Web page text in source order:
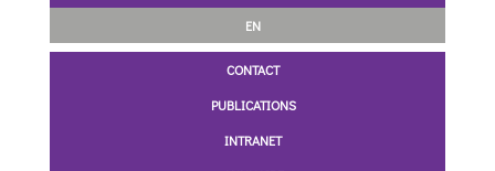
EN
CONTACT
PUBLICATIONS
INTRANET